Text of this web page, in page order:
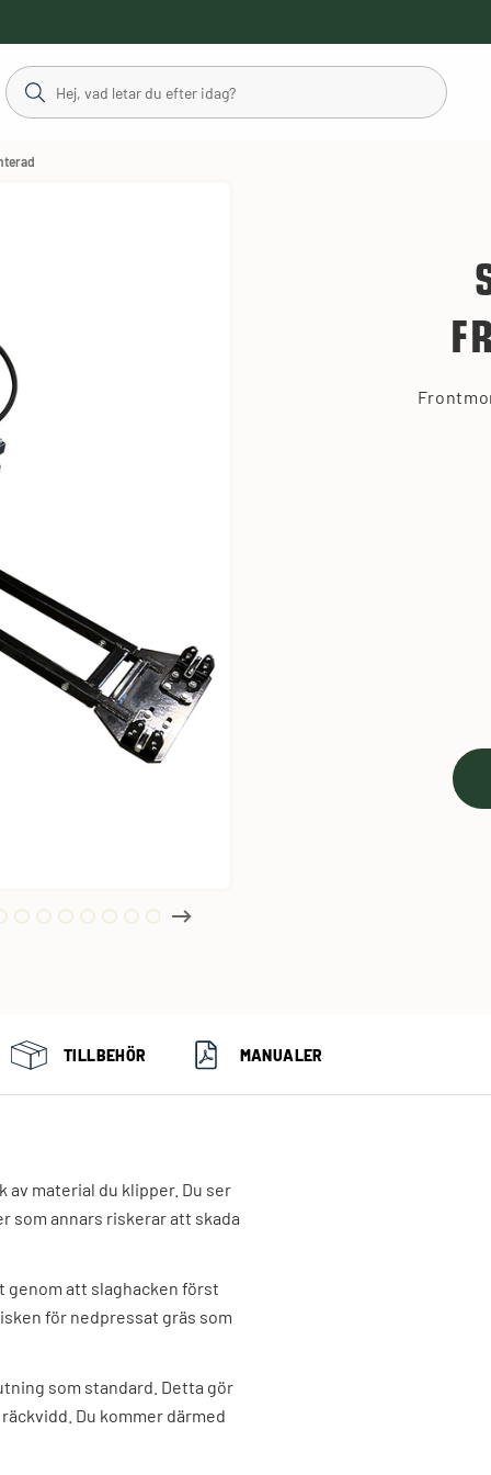
TILLBEHÖR MANUALER
material du klipper. Du ser
som annars riskerar att skada
genom att slaghacken först
för nedpressat gräs som
som standard. Detta gör
Du kommer därmed